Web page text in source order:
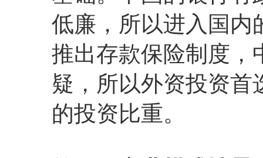
低廉，所以进入国内
推出存款保险制度，
疑，所以外资投资首
的投资比重。